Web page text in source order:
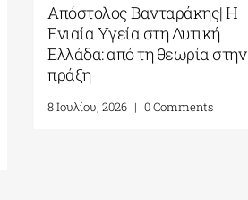
Απόστολος Βανταράκης| Η
Ενιαία Υγεία στη Δυτική
Ελλάδα: από τη θεωρία στην
πράξη
8 Ιουλίου, 2026 0 Comments